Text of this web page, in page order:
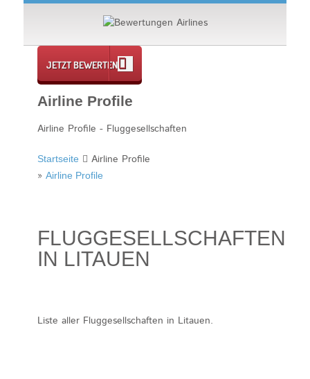
JETZT BEWERTEN
Airline Profile
Airline Profile - Fluggesellschaften
Startseite
Airline Profile
» Airline Profile
FLUGGESELLSCHAFTEN
IN LITAUEN
Liste aller Fluggesellschaften in Litauen.